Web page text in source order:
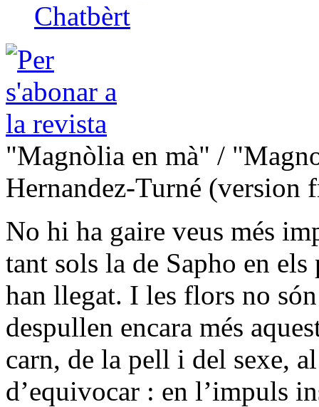
Chatbèrt
"Magnòlia en mà" /
Hernandez-Turné (version
No hi ha gaire veus més
tant sols la de Sapho en
han llegat. I les flors no
despullen encara més
carn, de la pell i del sexe,
d’equivocar : en l’impuls